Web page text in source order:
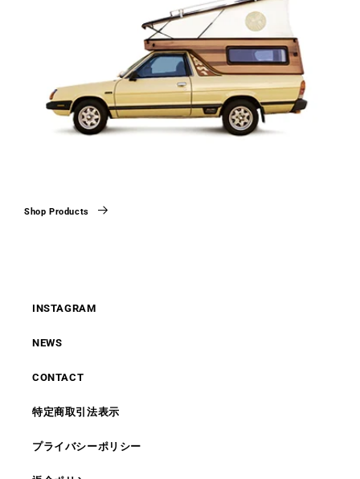
Shop Products
INSTAGRAM
NEWS
CONTACT
特定商取引法表示
プライバシーポリシー